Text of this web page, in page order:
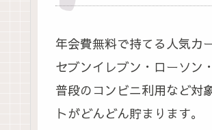
年会費無料で持てる人気カー
セブンイレブン・ローソン
普段のコンビニ利用など対
トがどんどん貯まります。